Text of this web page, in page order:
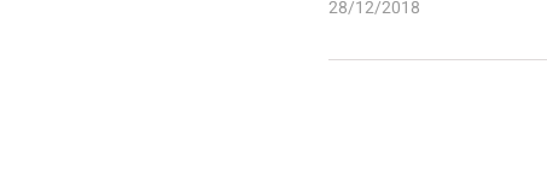
28/12/2018